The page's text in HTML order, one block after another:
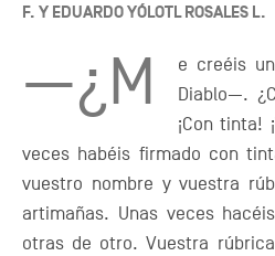
F. Y EDUARDO YÓLOTL ROSALES L.
—¿M
e creéis
Diablo—.
¡Con tinta!
veces habéis firmado con
vuestro nombre y vuestra
artimañas. Unas veces
otras de otro. Vuestra